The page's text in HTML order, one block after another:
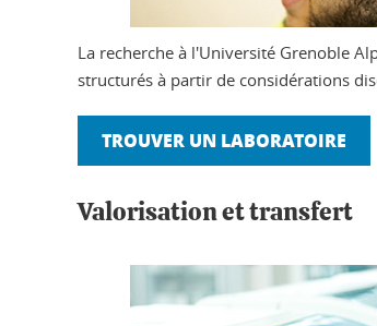
La recherche à l'Université Grenoble
structurés à partir de considérations
TROUVER UN LABORATOIRE
Valorisation et transfert